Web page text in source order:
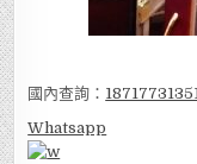
國內查詢：
Whatsapp